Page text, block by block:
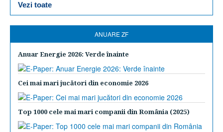
Vezi toate
ANUARE ZF
Anuar Energie 2026: Verde înainte
Cei mai mari jucători din economie 2026
Top 1000 cele mai mari companii din România (2025)